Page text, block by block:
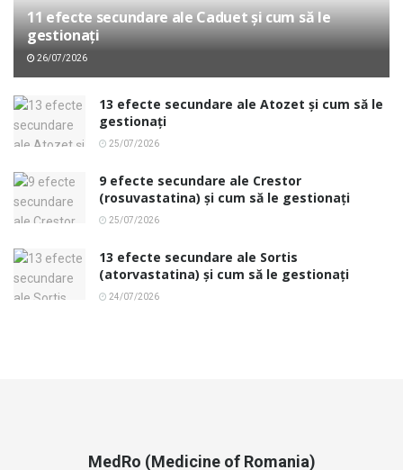
11 efecte secundare ale Caduet și cum să le
gestionați
26/07/2026
13 efecte secundare ale Atozet și cum să le
gestionați
25/07/2026
9 efecte secundare ale Crestor
(rosuvastatina) și cum să le gestionați
25/07/2026
13 efecte secundare ale Sortis
(atorvastatina) și cum să le gestionați
24/07/2026
MedRo (Medicine of Romania)